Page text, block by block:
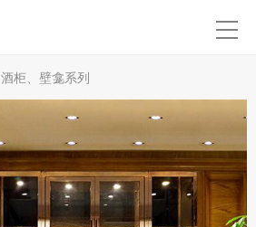
酒柜、壁龛系列